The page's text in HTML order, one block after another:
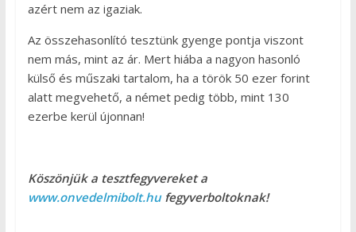
azért nem az igaziak.
Az összehasonlító tesztünk gyenge pontja viszont
nem más, mint az ár. Mert hiába a nagyon hasonló
külső és műszaki tartalom, ha a török 50 ezer forint
alatt megvehető, a német pedig több, mint 130
ezerbe kerül újonnan!
Köszönjük a tesztfegyvereket a
www.onvedelmibolt.hufegyverboltoknak!